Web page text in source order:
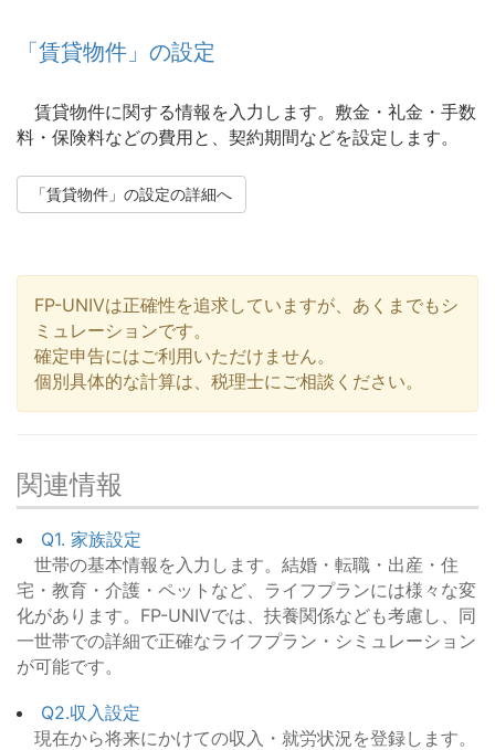
「賃貸物件」の設定
賃貸物件に関する情報を入力します。敷金・礼金・手数
料・保険料などの費用と、契約期間などを設定します。
「賃貸物件」の設定の詳細へ
FP-UNIVは正確性を追求していますが、あくまでもシ
ミュレーションです。
確定申告にはご利用いただけません。
個別具体的な計算は、税理士にご相談ください。
関連情報
Q1. 家族設定
世帯の基本情報を入力します。結婚・転職・出産・住
宅・教育・介護・ペットなど、ライフプランには様々な変
化があります。FP-UNIVでは、扶養関係なども考慮し、同
一世帯での詳細で正確なライフプラン・シミュレーション
が可能です。
Q2.収入設定
現在から将来にかけての収入・就労状況を登録します。